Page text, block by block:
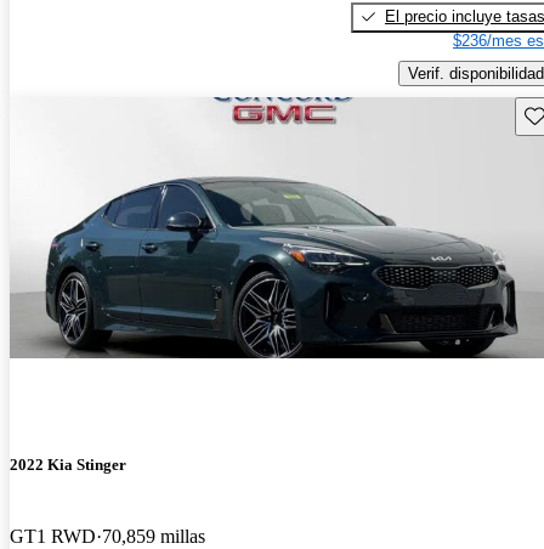
El precio incluye tasas
$236/mes
Verif. disponibilidad
2022 Kia Stinger
GT1 RWD 70,859 millas